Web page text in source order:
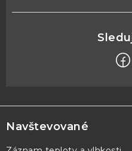
á
p
ä
Navštevované